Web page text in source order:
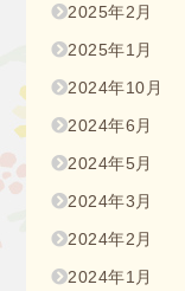
2025年2月
2025年1月
2024年10月
2024年6月
2024年5月
2024年3月
2024年2月
2024年1月